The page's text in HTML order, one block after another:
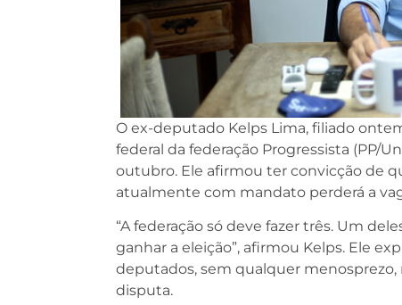
O ex-deputado Kelps Lima, filiado
federal da federação Progressista (PP/
outubro. Ele afirmou ter convicção de
atualmente com mandato perderá a
“A federação só deve fazer três. Um
ganhar a eleição”, afirmou Kelps. Ele
deputados, sem qualquer
disputa.